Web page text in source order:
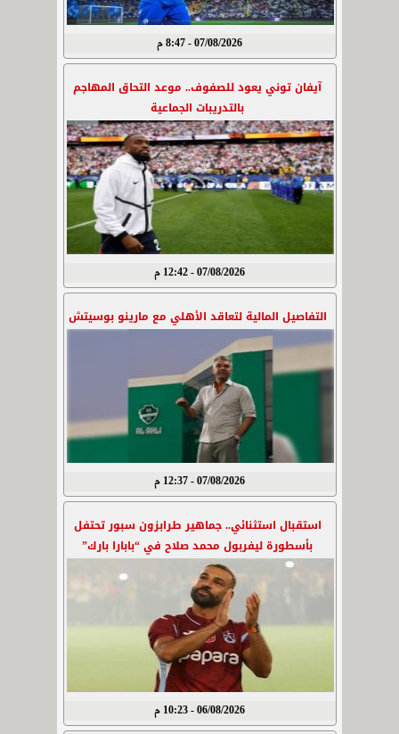
07/08/2026 - 8:47 م
آيفان توني يعود للصفوف.. موعد التحاق المهاجم
بالتدريبات الجماعية
07/08/2026 - 12:42 م
التفاصيل المالية لتعاقد الأهلي مع مارينو بوسيتش
07/08/2026 - 12:37 م
استقبال استثنائي.. جماهير طرابزون سبور تحتفل
بأسطورة ليفربول محمد صلاح في “بابارا بارك”
06/08/2026 - 10:23 م